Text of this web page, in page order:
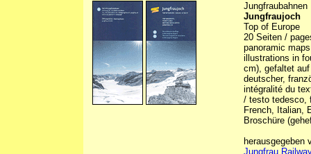
Jungfraubahnen
Jungfraujoch
Top of Europe
20 Seiten /
panoramic
illustrations in
cm), gefaltet
deutscher,
intégralité du
/ testo tedesco,
French, Italian,
Broschüre
Jungfrau